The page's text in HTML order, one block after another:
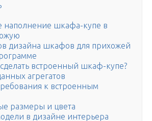
наполнение шкафа-купе в
дизайна шкафов для прихожей
встроенный шкаф-купе?
агрегатов
к встроенным
размеры и цвета
в дизайне интерьера